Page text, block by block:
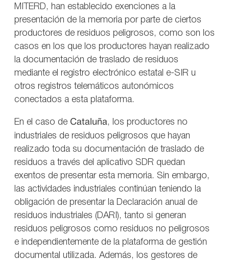
MITERD, han establecido exenciones a la
presentación de la memoria por parte de ciertos
productores de residuos peligrosos, como son los
casos en los que los productores hayan realizado
la documentación de traslado de residuos
mediante el registro electrónico estatal e-SIR u
otros registros telemáticos autonómicos
conectados a esta plataforma.
En el caso de Cataluña, los productores no
industriales de residuos peligrosos que hayan
realizado toda su documentación de traslado de
residuos a través del aplicativo SDR quedan
exentos de presentar esta memoria. Sin embargo,
las actividades industriales continúan teniendo la
obligación de presentar la Declaración anual de
residuos industriales (DARI), tanto si generan
residuos peligrosos como residuos no peligrosos
e independientemente de la plataforma de gestión
documental utilizada. Además, los gestores de